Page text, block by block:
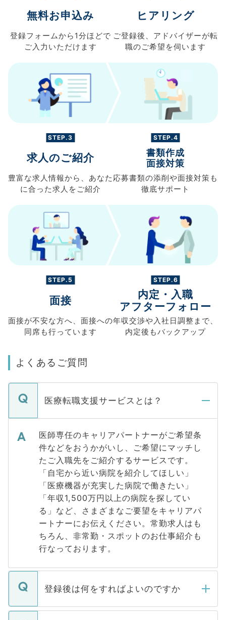
無料お申込み
登録フォームから 1分ほどで
ご入力 いただけます
ヒアリング
ご登録後、 アドバイザーが転
職のご希望を伺います
STEP.3
求人のご紹介
豊富な求人情報から、 あなた
に合った求人を ご紹介
STEP.4
書類作成
面接対策
応募書類の添削や面接対策も
徹底サポート
STEP.5
面接
面接が不安な方へ、 面接への
同席も行っています
STEP.6
内定・入職
アフターフォロー
年収交渉や入社日調整まで、
内定後もバックアップ
よくあるご質問
医療転職支援サービスとは？
医師専任のキャリアパートナーがご希望条
件などをおうかがいし、ご希望にマッチし
たご入職先をご紹介するサービスです。
「自宅から近い病院を紹介してほしい」
「医療機器が充実した病院で働きたい」
「年収1,500万円以上の病院を探してい
る」など、さまざまなご要望をキャリアパ
ートナーにお伝えください。常勤求人はも
ちろん、非常勤・スポットのお仕事紹介も
行なっております。
登録後は何をすればよいのですか
ご登録いただきましたら、弊社担当者がご